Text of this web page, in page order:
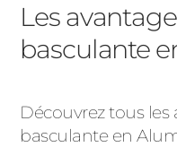
Les
basculante
Découvrez tous les
basculante en